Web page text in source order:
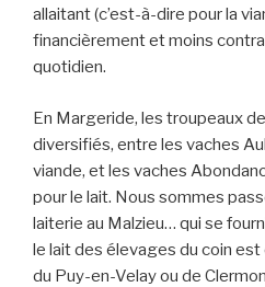
allaitant (c’est-à-dire pour la
financièrement et moins
quotidien.
En Margeride, les troupeaux
diversifiés, entre les vaches
viande, et les vaches
pour le lait. Nous sommes
laiterie au Malzieu… qui se
le lait des élevages du coin
du Puy-en-Velay ou de